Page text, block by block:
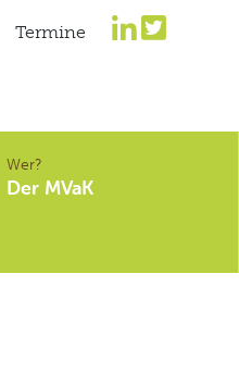
Termine
Wer?
Der MVaK